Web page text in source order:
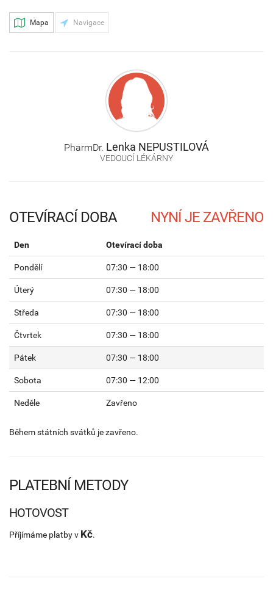
Mapa Navigace
PharmDr. Lenka NEPUSTILOVÁ
VEDOUCÍ LÉKÁRNY
OTEVÍRACÍ DOBA
Den Otevírací doba
Pondělí 07:30 — 18:00
Úterý 07:30 — 18:00
Středa 07:30 — 18:00
Čtvrtek 07:30 — 18:00
Pátek 07:30 — 18:00
Sobota 07:30 — 12:00
Neděle Zavřeno
Během státních svátků je zavřeno.
PLATEBNÍ METODY
HOTOVOST
Příjímáme platby v Kč.